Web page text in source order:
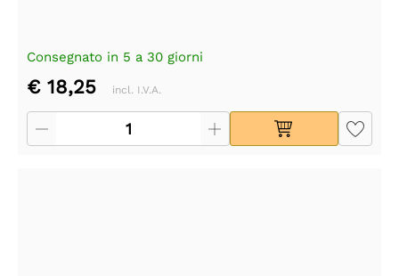
Consegnato in 5 a 30 giorni
€ 18,25 incl. I.V.A.